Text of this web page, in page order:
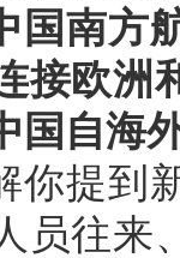
国南方
接欧洲
国自海
你提到
员往来